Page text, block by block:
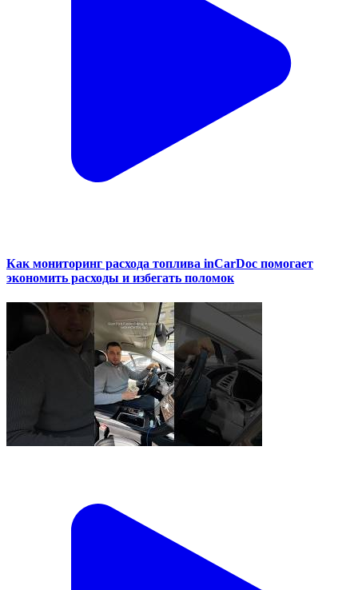
Как мониторинг расхода топлива inCarDoc помогает
экономить расходы и избегать поломок